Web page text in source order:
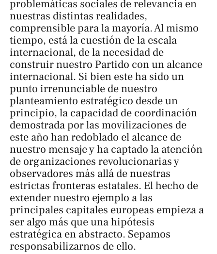
problemáticas sociales de relevancia en
nuestras distintas realidades,
comprensible para la mayoría. Al mismo
tiempo, está la cuestión de la escala
internacional, de la necesidad de
construir nuestro Partido con un alcance
internacional. Si bien este ha sido un
punto irrenunciable de nuestro
planteamiento estratégico desde un
principio, la capacidad de coordinación
demostrada por las movilizaciones de
este año han redoblado el alcance de
nuestro mensaje y ha captado la atención
de organizaciones revolucionarias y
observadores más allá de nuestras
estrictas fronteras estatales. El hecho de
extender nuestro ejemplo a las
principales capitales europeas empieza a
ser algo más que una hipótesis
estratégica en abstracto. Sepamos
responsabilizarnos de ello.